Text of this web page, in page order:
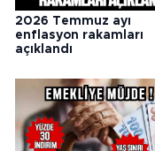
2026 Temmuz ayı
enflasyon rakamları
açıklandı